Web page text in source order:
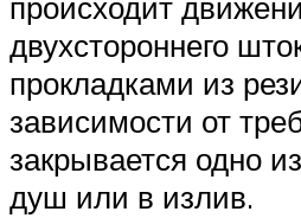
двухстороннего
прокладками из
зависимости от
закрывается одно
душ или в излив.